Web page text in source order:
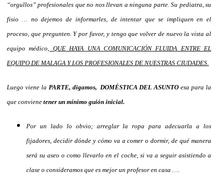
“orgullos” profesionales que no nos llevan a ninguna parte. Su pediatra, su
fisio … no dejemos de informarles, de intentar que se impliquen en el
proceso, que pregunten. Y por favor, y tengo que volver de nuevo la vista al
equipo médico , QUE HAYA UNA COMUNICACIÓN FLUIDA ENTRE EL
EQUIPO DE MALAGA Y LOS PROFESIONALES DE NUESTRAS CIUDADES.
Luego viene la PARTE, digamos, DOMÉSTICA DEL ASUNTO esa para la
que conviene tener un mínimo guión inicial.
Por un lado lo obvio; arreglar la ropa para adecuarla a los
fijadores, decidir dónde y cómo va a comer o dormir, de qué manera
será su aseo o como llevarlo en el coche, si va a seguir asistiendo a
clase o consideramos que es mejor un profesor en casa ….